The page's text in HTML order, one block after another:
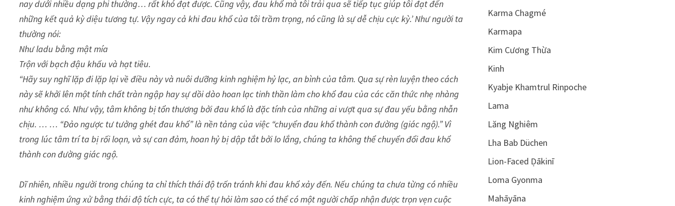
nay dưới nhiều dạng phi thường… rất khó đạt được. Cũng vậy, đau khổ mà tôi trải qua sẽ tiếp tục giúp tôi đạt đến
những kết quả kỳ diệu tương tự. Vậy ngay cả khi đau khổ của tôi trầm trọng, nó cũng là sự dễ chịu cực kỳ.’ Như người ta
thường nói:
Như ladu bằng mật mía
Trộn với bạch đậu khấu và hạt tiêu.
“Hãy suy nghĩ lặp đi lặp lại về điều này và nuôi dưỡng kinh nghiệm hỷ lạc, an bình của tâm. Qua sự rèn luyện theo cách
này sẽ khởi lên một tính chất tràn ngập hay sự dồi dào hoan lạc tinh thần làm cho khổ đau của các căn thức nhẹ nhàng
như không có. Như vậy, tâm không bị tổn thương bởi đau khổ là đặc tính của những ai vượt qua sự đau yếu bằng nhẫn
chịu. … … “Đảo ngược tư tưởng ghét đau khổ” là nền tảng của việc “chuyển đau khổ thành con đường (giác ngộ).” Vì
trong lúc tâm trí ta bị rối loạn, và sự can đảm, hoan hỷ bị dập tắt bởi lo lắng, chúng ta không thể chuyển đổi đau khổ
thành con đường giác ngộ.
Dĩ nhiên, nhiều người trong chúng ta chỉ thích thái độ trốn tránh khi đau khổ xảy đến. Nếu chúng ta chưa từng có nhiều
kinh nghiệm ứng xử bằng thái độ tích cực, ta có thể tự hỏi làm sao có thể có một người chấp nhận được trọn vẹn cuộc
Karma Chagmé
Karmapa
Kim Cương Thừa
Kinh
Kyabje Khamtrul Rinpoche
Lama
Lăng Nghiêm
Lha Bab Düchen
Lion-Faced Ḍākinī
Loma Gyonma
Mahāyāna